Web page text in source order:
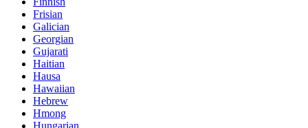
Frisian
Galician
Georgian
Gujarati
Haitian
Hausa
Hawaiian
Hebrew
Hmong